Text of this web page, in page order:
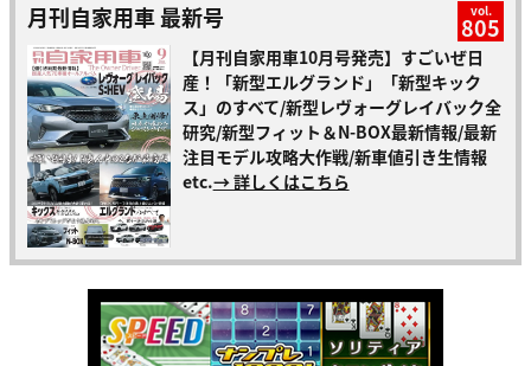
月刊自家用車 最新号 vol.
805
【月刊自家用車10月号発売】すごいぜ日
産！「新型エルグランド」「新型キック
ス」のすべて/新型レヴォーグレイバック全
研究/新型フィット＆N-BOX最新情報/最新
注目モデル攻略大作戦/新車値引き生情報
etc.→ 詳しくはこちら